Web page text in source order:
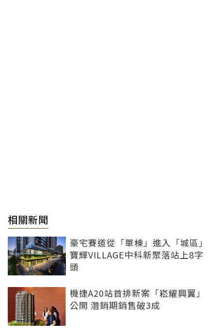
相關新聞
豪宅賽道從「單棟」進入「城區」
寶輝VILLAGE中科新聚落站上8字
頭
機捷A20站首排新案「崧耀興翼」
公開 潛銷期銷售破3成